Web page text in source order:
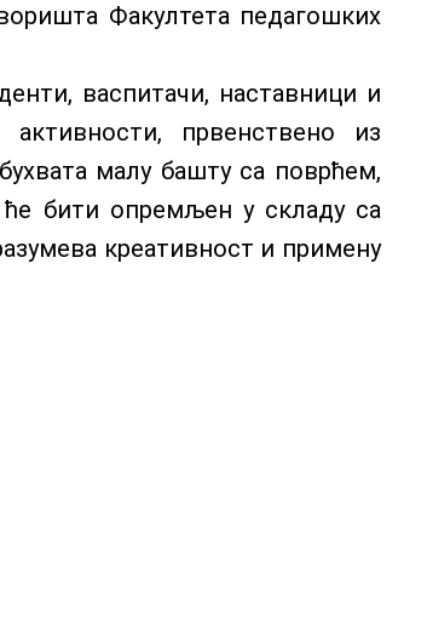
Факултета педагошких
васпитачи, наставници и
првенствено из
малу башту са поврћем,
ће бити опремљен у складу са
креативност и примену